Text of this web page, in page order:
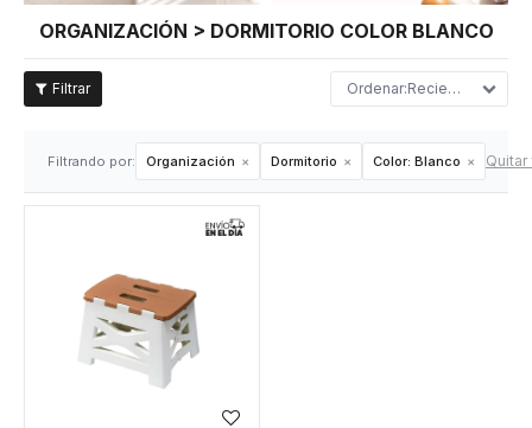
ORGANIZACIÓN > DORMITORIO COLOR BLANCO
Recientes
Filtrando por: Organización Dormitorio Color: Blanco